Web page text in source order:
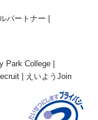
パートナー
Park College
えいようJoin